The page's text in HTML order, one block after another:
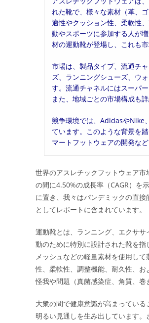
れた靴で、様々な素材（革、
適性やクッション性、柔軟性
動やスポーツに参加する人が
材の運動靴が登場し、これも
市場は、製品タイプ、流通チ
ズ、ランニングシューズ、ウ
す。流通チャネルにはスーパ
また、地域ごとの市場構成も
競争環境では、AdidasやNike
ています。このような背景を
マートフットウェアの開発な
世界のアスレチックフットウェア
の間に4.50%の成長率（CAGR）を
に置き、我々はパンデミックの直
としてレポートに含まれています。
運動靴とは、ランニング、エクサ
動のために特別に設計された靴を
メッシュなどの軽量素材を使用し
性、柔軟性、調整機能、耐久性、
怪我や問題（真菌感染症、角質、巻
大衆の間で健康意識が高まってい
明るい見通しを生み出しています